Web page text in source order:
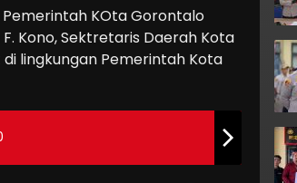
KOta Gorontalo
Kono, Sektretaris Daerah Kota
lingkungan Pemerintah Kota